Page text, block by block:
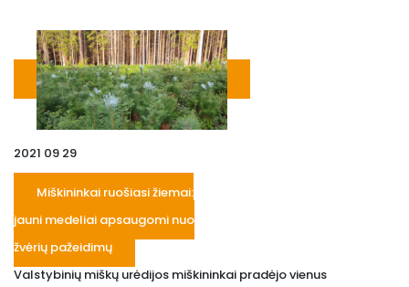
2021 09 29
Miškininkai ruošiasi žiemai:
jauni medeliai apsaugomi nuo
žvėrių pažeidimų
Valstybinių miškų urėdijos miškininkai pradėjo vienus